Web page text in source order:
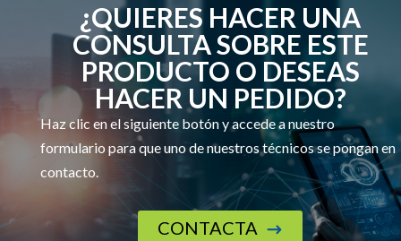
¿QUIERES HACER UNA
CONSULTA SOBRE ESTE
PRODUCTO O DESEAS
HACER UN PEDIDO?
Haz clic en el siguiente botón y accede a nuestro
formulario para que uno de nuestros técnicos se pongan en
contacto.
CONTACTA $